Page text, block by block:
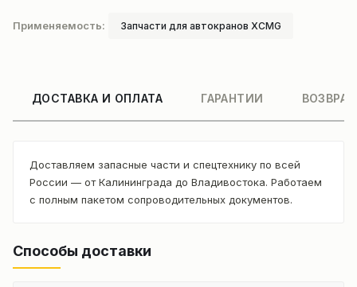
Применяемость: Запчасти для автокранов XCMG
ДОСТАВКА И ОПЛАТА ГАРАНТИИ
Доставляем запасные части и спецтехнику по всей
России — от Калининграда до Владивостока. Работаем
с полным пакетом сопроводительных документов.
Способы доставки